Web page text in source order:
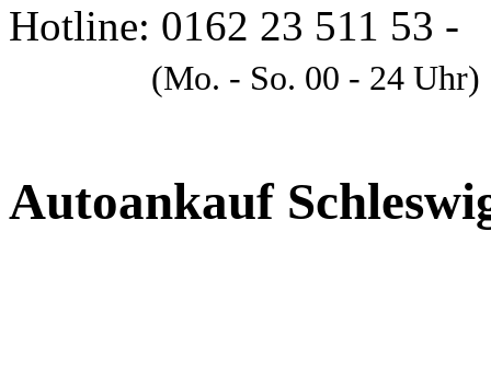
Hotline: 0162 23 511 53 -
(Mo. - So. 00 - 24 Uhr)
Autoankauf